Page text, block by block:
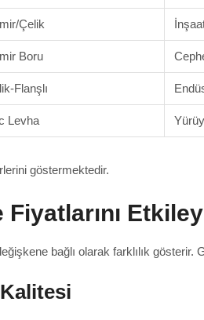
Çelik
Boru
Flanşlı
Levha
göstermektedir.
bağlı olarak farklılık gösterir.